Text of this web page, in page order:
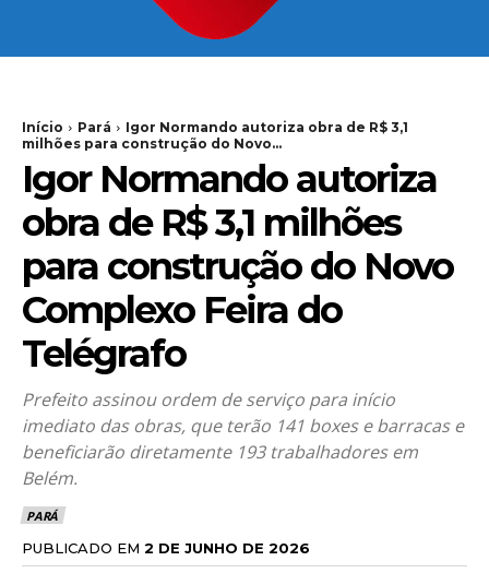
Início Pará
Igor Normando autoriza obra de R$ 3,1
milhões para construção do Novo...
Igor Normando autoriza
obra de R$ 3,1 milhões
para construção do Novo
Complexo Feira do
Telégrafo
Prefeito assinou ordem de serviço para início
imediato das obras, que terão 141 boxes e barracas e
beneficiarão diretamente 193 trabalhadores em
Belém.
PARÁ
PUBLICADO EM 2 DE JUNHO DE 2026